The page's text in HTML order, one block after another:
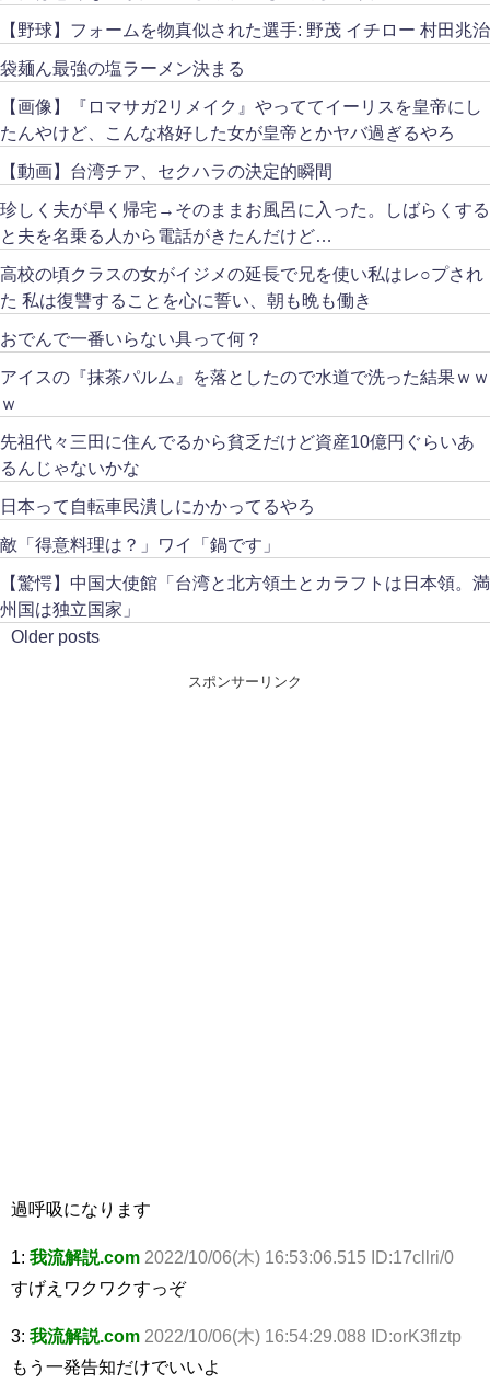
【野球】フォームを物真似された選手: 野茂 イチロー 村田兆治
袋麺ん最強の塩ラーメン決まる
【画像】『ロマサガ2リメイク』やっててイーリスを皇帝にし
たんやけど、こんな格好した女が皇帝とかヤバ過ぎるやろ
【動画】台湾チア、セクハラの決定的瞬間
珍しく夫が早く帰宅→そのままお風呂に入った。しばらくする
と夫を名乗る人から電話がきたんだけど…
高校の頃クラスの女がイジメの延長で兄を使い私はレ○プされ
た 私は復讐することを心に誓い、朝も晩も働き
おでんで一番いらない具って何？
アイスの『抹茶パルム』を落としたので水道で洗った結果ｗｗ
ｗ
先祖代々三田に住んでるから貧乏だけど資産10億円ぐらいあ
るんじゃないかな
日本って自転車民潰しにかかってるやろ
敵「得意料理は？」ワイ「鍋です」
【驚愕】中国大使館「台湾と北方領土とカラフトは日本領。満
州国は独立国家」
Older posts
スポンサーリンク
過呼吸になります
1: 我流解説.com 2022/10/06(木) 16:53:06.515 ID:17cllri/0
すげえワクワクすっぞ
3: 我流解説.com 2022/10/06(木) 16:54:29.088 ID:orK3flztp
もう一発告知だけでいいよ